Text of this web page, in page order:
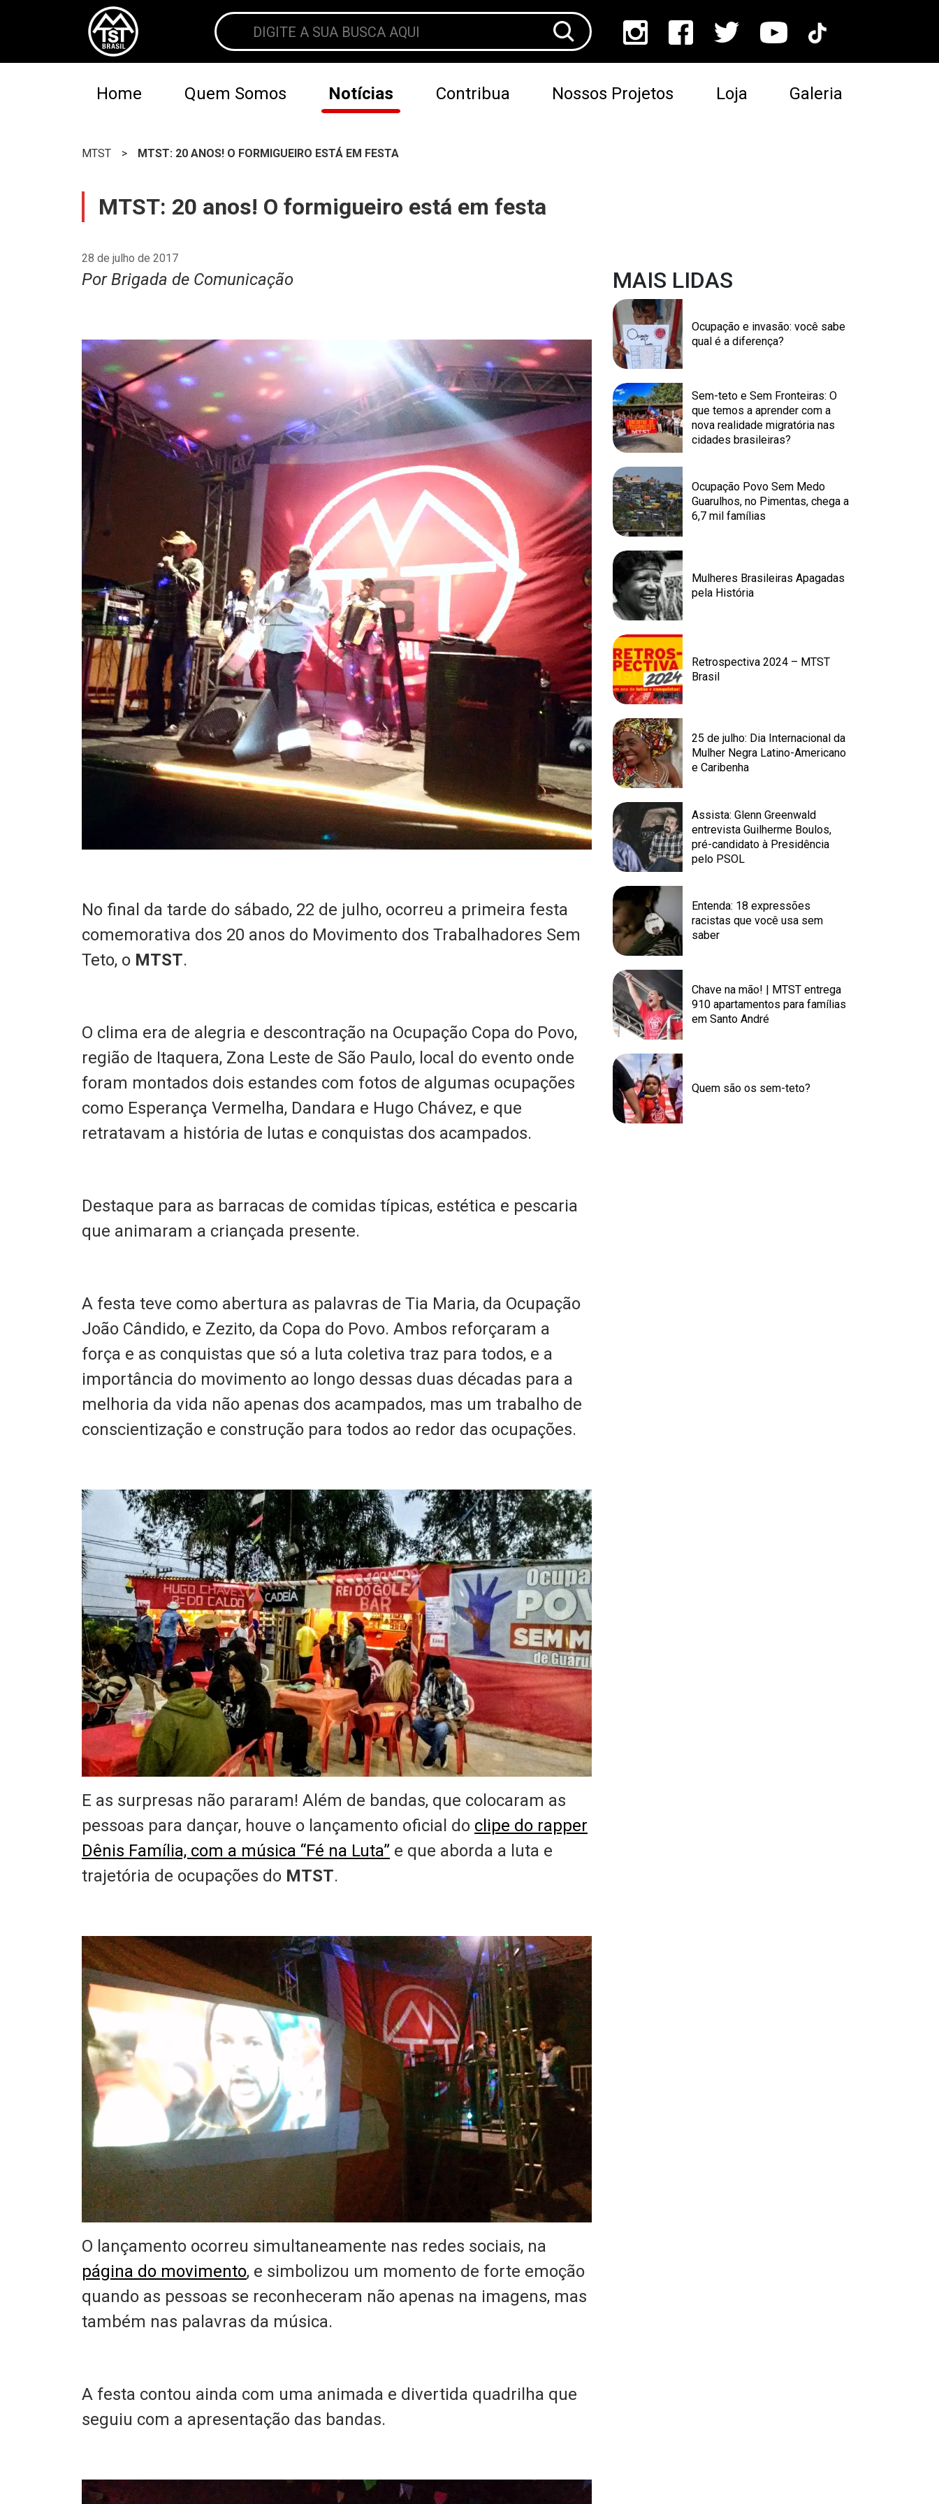
Home Quem Somos Notícias Contribua Nossos Projetos Loja Galeria
MTST > MTST: 20 ANOS! O FORMIGUEIRO ESTÁ EM FESTA
MTST: 20 anos! O formigueiro está em festa
28 de julho de 2017
Por Brigada de Comunicação
No final da tarde do sábado, 22 de julho, ocorreu a primeira festa
comemorativa dos 20 anos do Movimento dos Trabalhadores Sem
Teto, o MTST.
O clima era de alegria e descontração na Ocupação Copa do Povo,
região de Itaquera, Zona Leste de São Paulo, local do evento onde
foram montados dois estandes com fotos de algumas ocupações
como Esperança Vermelha, Dandara e Hugo Chávez, e que
retratavam a história de lutas e conquistas dos acampados.
Destaque para as barracas de comidas típicas, estética e pescaria
que animaram a criançada presente.
A festa teve como abertura as palavras de Tia Maria, da Ocupação
João Cândido, e Zezito, da Copa do Povo. Ambos reforçaram a
força e as conquistas que só a luta coletiva traz para todos, e a
importância do movimento ao longo dessas duas décadas para a
melhoria da vida não apenas dos acampados, mas um trabalho de
conscientização e construção para todos ao redor das ocupações.
E as surpresas não pararam! Além de bandas, que colocaram as
pessoas para dançar, houve o lançamento oficial do clipe do rapper
Dênis Família, com a música “Fé na Luta” e que aborda a luta e
trajetória de ocupações do MTST.
O lançamento ocorreu simultaneamente nas redes sociais, na
página do movimento, e simbolizou um momento de forte emoção
quando as pessoas se reconheceram não apenas na imagens, mas
também nas palavras da música.
A festa contou ainda com uma animada e divertida quadrilha que
seguiu com a apresentação das bandas.
MAIS LIDAS
Ocupação e invasão: você sabe
qual é a diferença?
Sem-teto e Sem Fronteiras: O
que temos a aprender com a
nova realidade migratória nas
cidades brasileiras?
Ocupação Povo Sem Medo
Guarulhos, no Pimentas, chega a
6,7 mil famílias
Mulheres Brasileiras Apagadas
pela História
Retrospectiva 2024 – MTST
Brasil
25 de julho: Dia Internacional da
Mulher Negra Latino-Americano
e Caribenha
Assista: Glenn Greenwald
entrevista Guilherme Boulos,
pré-candidato à Presidência
pelo PSOL
Entenda: 18 expressões
racistas que você usa sem
saber
Chave na mão! | MTST entrega
910 apartamentos para famílias
em Santo André
Quem são os sem-teto?